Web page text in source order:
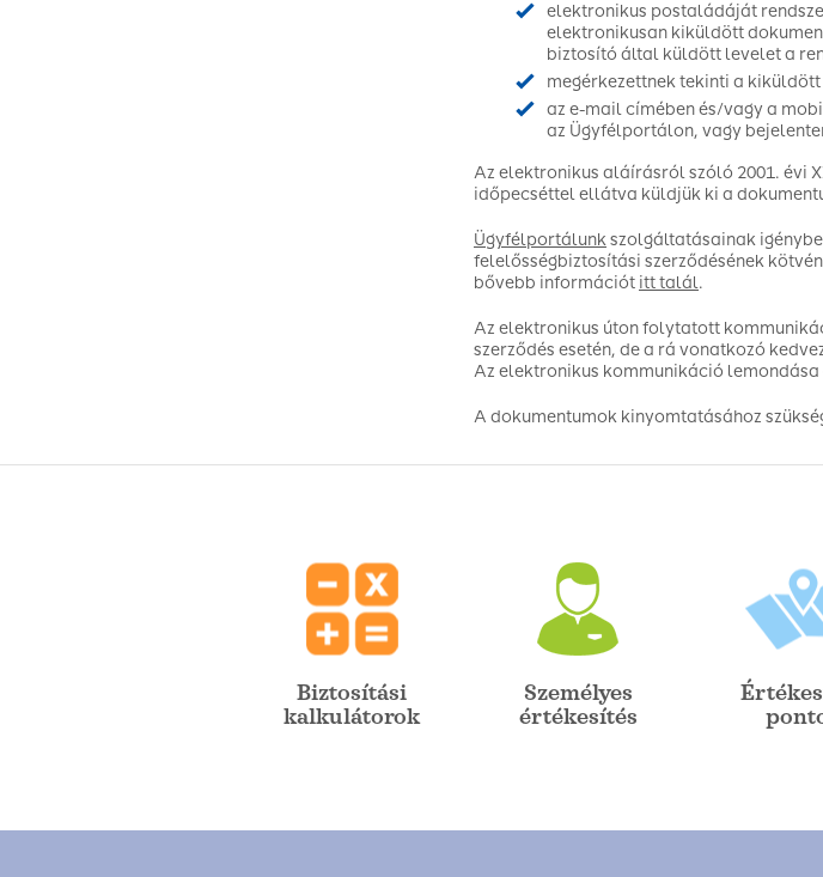
elektronikus postaládáját
elektronikusan kiküldött
biztosító által küldött levelet a
megérkezettnek tekinti a
az e-mail címében és/vagy a
az Ügyfélportálon, vagy
Az elektronikus aláírásról szóló 2001. évi
időpecséttel ellátva küldjük ki a
Ügyfélportálunkszolgáltatásainak
felelősségbiztosítási szerződésének
bővebb információt itt talál.
Az elektronikus úton folytatott
szerződés esetén, de a rá vonatkozó
Az elektronikus kommunikáció
A dokumentumok kinyomtatásához
Biztosítási
kalkulátorok
Személyes
értékesítés